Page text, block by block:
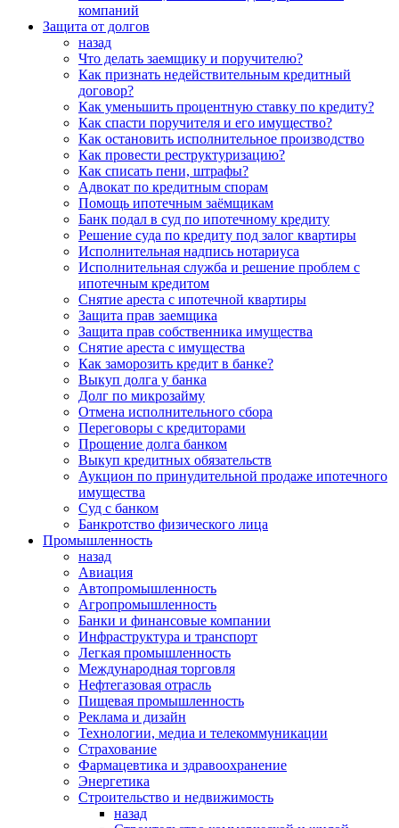
компаний
Защита от долгов
назад
Что делать заемщику и поручителю?
Как признать недействительным кредитный
договор?
Как уменьшить процентную ставку по кредиту?
Как спасти поручителя и его имущество?
Как остановить исполнительное производство
Как провести реструктуризацию?
Как списать пени, штрафы?
Адвокат по кредитным спорам
Помощь ипотечным заёмщикам
Банк подал в суд по ипотечному кредиту
Решение суда по кредиту под залог квартиры
Исполнительная надпись нотариуса
Исполнительная служба и решение проблем с
ипотечным кредитом
Снятие ареста с ипотечной квартиры
Защита прав заемщика
Защита прав собственника имущества
Снятие ареста с имущества
Как заморозить кредит в банке?
Выкуп долга у банка
Долг по микрозайму
Отмена исполнительного сбора
Переговоры с кредиторами
Прощение долга банком
Выкуп кредитных обязательств
Аукцион по принудительной продаже ипотечного
имущества
Суд с банком
Банкротство физического лица
Промышленность
назад
Авиация
Автопромышленность
Агропромышленность
Банки и финансовые компании
Инфраструктура и транспорт
Легкая промышленность
Международная торговля
Нефтегазовая отрасль
Пищевая промышленность
Реклама и дизайн
Технологии, медиа и телекоммуникации
Страхование
Фармацевтика и здравоохранение
Энергетика
Строительство и недвижимость
назад